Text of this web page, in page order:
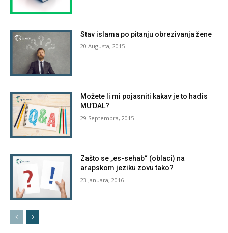
Stav islama po pitanju obrezivanja žene
20 Augusta, 2015
Možete li mi pojasniti kakav je to hadis
MU’DAL?
29 Septembra, 2015
Zašto se „es-sehab“ (oblaci) na
arapskom jeziku zovu tako?
23 Januara, 2016